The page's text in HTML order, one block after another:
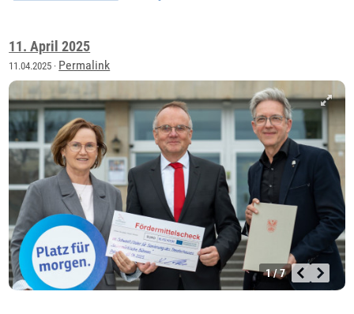
11. April 2025
11.04.2025 · Permalink
1 / 7